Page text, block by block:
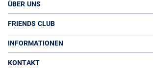
ÜBER UNS
FRIENDS CLUB
INFORMATIONEN
KONTAKT